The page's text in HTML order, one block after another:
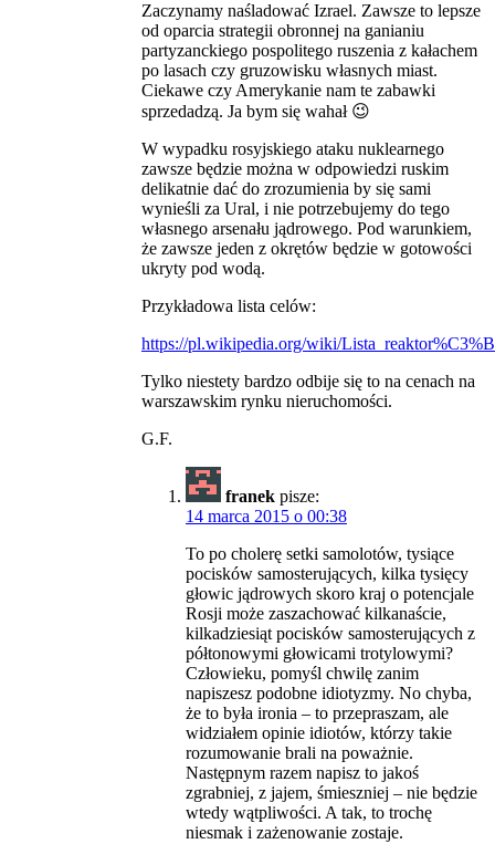
Zaczynamy naśladować Izrael. Zawsze to lepsze
od oparcia strategii obronnej na ganianiu
partyzanckiego pospolitego ruszenia z kałachem
po lasach czy gruzowisku własnych miast.
Ciekawe czy Amerykanie nam te zabawki
sprzedadzą. Ja bym się wahał 😉
W wypadku rosyjskiego ataku nuklearnego
zawsze będzie można w odpowiedzi ruskim
delikatnie dać do zrozumienia by się sami
wynieśli za Ural, i nie potrzebujemy do tego
własnego arsenału jądrowego. Pod warunkiem,
że zawsze jeden z okrętów będzie w gotowości
ukryty pod wodą.
Przykładowa lista celów:
https://pl.wikipedia.org/wiki/
Tylko niestety bardzo odbije się to na cenach na
warszawskim rynku nieruchomości.
G.F.
franek pisze:
14 marca 2015 o 00:38
To po cholerę setki samolotów, tysiące
pocisków samosterujących, kilka tysięcy
głowic jądrowych skoro kraj o potencjale
Rosji może zaszachować kilkanaście,
kilkadziesiąt pocisków samosterujących z
półtonowymi głowicami trotylowymi?
Człowieku, pomyśl chwilę zanim
napiszesz podobne idiotyzmy. No chyba,
że to była ironia – to przepraszam, ale
widziałem opinie idiotów, którzy takie
rozumowanie brali na poważnie.
Następnym razem napisz to jakoś
zgrabniej, z jajem, śmieszniej – nie będzie
wtedy wątpliwości. A tak, to trochę
niesmak i zażenowanie zostaje.